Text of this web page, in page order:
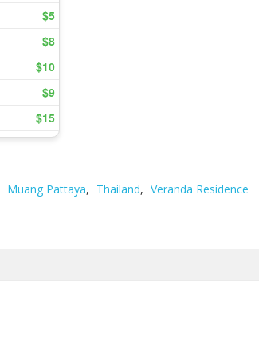
Muang Pattaya, Thailand, Veranda Residence